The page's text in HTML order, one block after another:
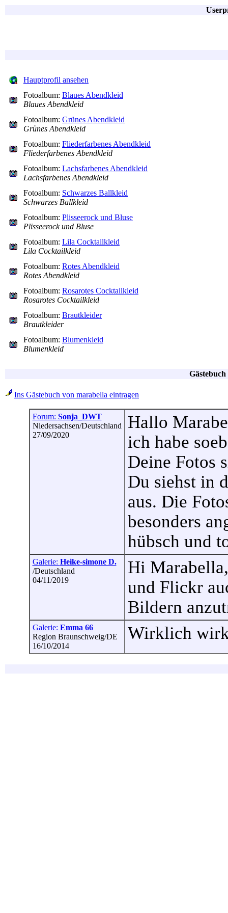
Hauptprofil ansehen
Fotoalbum: Blaues Abendkleid
Blaues Abendkleid
Fotoalbum: Grünes Abendkleid
Grünes Abendkleid
Fotoalbum: Fliederfarbenes Abendkleid
Fliederfarbenes Abendkleid
Fotoalbum: Lachsfarbenes Abendkleid
Lachsfarbenes Abendkleid
Fotoalbum: Schwarzes Ballkleid
Schwarzes Ballkleid
Fotoalbum: Plisseerock und Bluse
Plisseerock und Bluse
Fotoalbum: Lila Cocktailkleid
Lila Cocktailkleid
Fotoalbum: Rotes Abendkleid
Rotes Abendkleid
Fotoalbum: Rosarotes Cocktailkleid
Rosarotes Cocktailkleid
Fotoalbum: Brautkleider
Brautkleider
Fotoalbum: Blumenkleid
Blumenkleid
Ins Gästebuch von marabella eintragen
Forum: Sonja_DWT
Niedersachsen/Deutschland
27/09/2020
Hallo
ich habe
Deine Fotos
Du siehst in
aus. Die
besonders
hübsch und
Galerie: Heike-simone D.
/Deutschland
04/11/2019
Hi
und Flickr
Bildern
Galerie: Emma 66
Region Braunschweig/DE
16/10/2014
Wirklich